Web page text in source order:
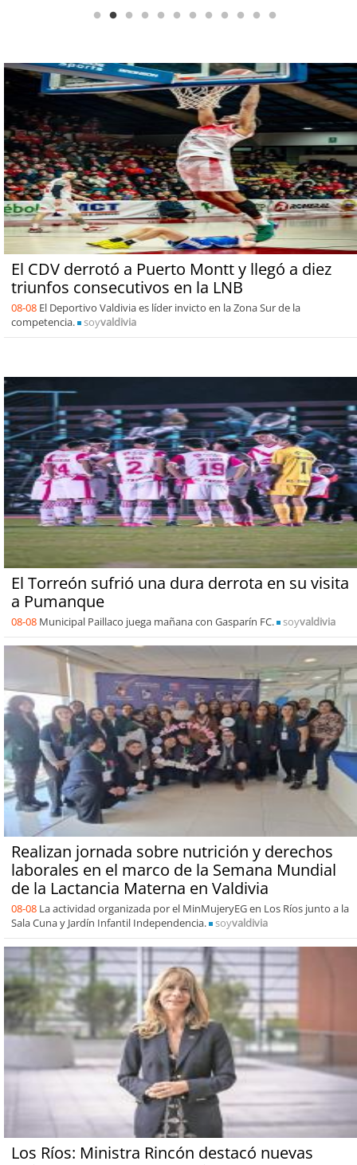
El CDV derrotó a Puerto Montt y llegó a diez
triunfos consecutivos en la LNB
08-08 El Deportivo Valdivia es líder invicto en la Zona Sur de la
competencia.
soyvaldivia
El Torreón sufrió una dura derrota en su visita
a Pumanque
08-08 Municipal Paillaco juega mañana con Gasparín FC. soyvaldivia
Realizan jornada sobre nutrición y derechos
laborales en el marco de la Semana Mundial
de la Lactancia Materna en Valdivia
08-08 La actividad organizada por el MinMujeryEG en Los Ríos junto a la
Sala Cuna y Jardín Infantil Independencia.
soyvaldivia
Los Ríos: Ministra Rincón destacó nuevas